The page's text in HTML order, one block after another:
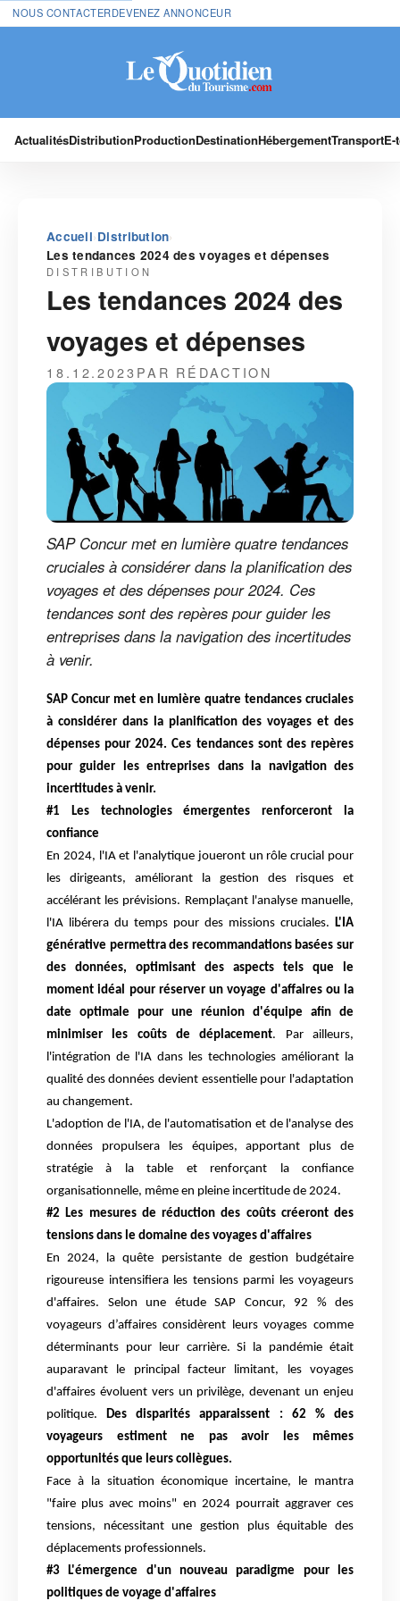
NOUS CONTACTERDEVENEZ ANNONCEUR
ActualitésDistributionProductionDestinationHébergementTransport
Accueil›Distribution›
Les tendances 2024 des voyages et dépenses
DISTRIBUTION
Les tendances 2024 des
voyages et dépenses
18.12.2023PAR RÉDACTION
SAP Concur met en lumière quatre tendances
cruciales à considérer dans la planification des
voyages et des dépenses pour 2024. Ces
tendances sont des repères pour guider les
entreprises dans la navigation des incertitudes
à venir.
SAP Concur met en lumière quatre tendances cruciales
à considérer dans la planification des voyages et des
dépenses pour 2024. Ces tendances sont des repères
pour guider les entreprises dans la navigation des
incertitudes à venir.
#1 Les technologies émergentes renforceront la
confiance
En 2024, l'IA et l'analytique joueront un rôle crucial pour
les dirigeants, améliorant la gestion des risques et
accélérant les prévisions. Remplaçant l'analyse manuelle,
l'IA libérera du temps pour des missions cruciales. L'IA
générative permettra des recommandations basées sur
des données, optimisant des aspects tels que le
moment idéal pour réserver un voyage d'affaires ou la
date optimale pour une réunion d'équipe afin de
minimiser les coûts de déplacement. Par ailleurs,
l'intégration de l'IA dans les technologies améliorant la
qualité des données devient essentielle pour l'adaptation
au changement.
L'adoption de l'IA, de l'automatisation et de l'analyse des
données propulsera les équipes, apportant plus de
stratégie à la table et renforçant la confiance
organisationnelle, même en pleine incertitude de 2024.
#2 Les mesures de réduction des coûts créeront des
tensions dans le domaine des voyages d'affaires
En 2024, la quête persistante de gestion budgétaire
rigoureuse intensifiera les tensions parmi les voyageurs
d'affaires. Selon une étude SAP Concur, 92 % des
voyageurs d’affaires considèrent leurs voyages comme
déterminants pour leur carrière. Si la pandémie était
auparavant le principal facteur limitant, les voyages
d'affaires évoluent vers un privilège, devenant un enjeu
politique.Des disparités apparaissent : 62 % des
voyageurs estiment ne pas avoir les mêmes
opportunités que leurs collègues.
Face à la situation économique incertaine, le mantra
"faire plus avec moins" en 2024 pourrait aggraver ces
tensions, nécessitant une gestion plus équitable des
déplacements professionnels.
#3 L'émergence d'un nouveau paradigme pour les
politiques de voyage d'affaires